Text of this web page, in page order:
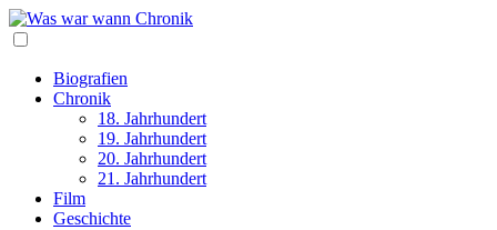
Biografien
Chronik
18. Jahrhundert
19. Jahrhundert
20. Jahrhundert
21. Jahrhundert
Film
Geschichte